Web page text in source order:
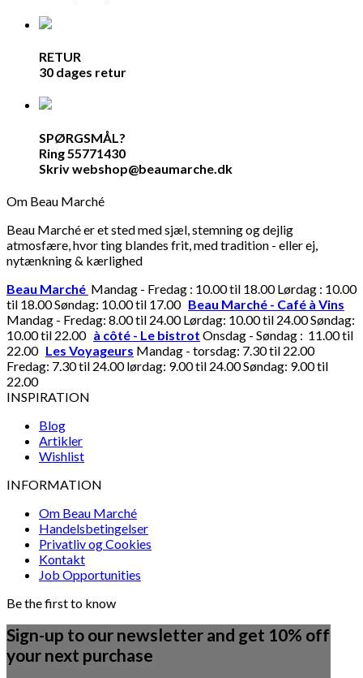
RETUR
30 dages retur
SPØRGSMÅL?
Ring 55771430
Skriv webshop@beaumarche.dk
Om Beau Marché
Beau Marché er et sted med sjæl, stemning og dejlig
atmosfære, hvor ting blandes frit, med tradition - eller ej,
nytænkning & kærlighed
Beau Marché Mandag - Fredag : 10.00 til 18.00 Lørdag : 10.00
til 18.00 Søndag: 10.00 til 17.00 Beau Marché - Café à Vins
Mandag - Fredag: 8.00 til 24.00 Lørdag: 10.00 til 24.00 Søndag:
10.00 til 22.00 à côté - Le bistrot Onsdag - Søndag : 11.00 til
22.00 Les Voyageurs Mandag - torsdag: 7.30 til 22.00
Fredag: 7.30 til 24.00 lørdag: 9.00 til 24.00 Søndag: 9.00 til
22.00
INSPIRATION
Blog
Artikler
Wishlist
INFORMATION
Om Beau Marché
Handelsbetingelser
Privatliv og Cookies
Kontakt
Job Opportunities
Be the first to know
Sign-up to our newsletter and get 10% off
your next purchase